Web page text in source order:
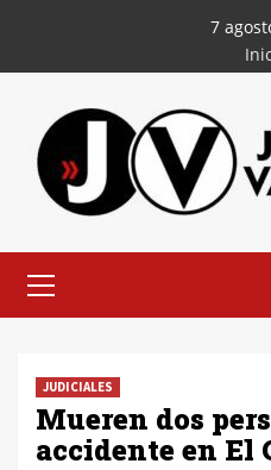
contenido
7
principal
JUDICIALES
Mueren dos
accidente en El